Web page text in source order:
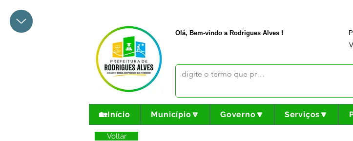
Olá, Bem-vindo a Rodrigues Alves !
🏡Início Município🔽 Governo🔽 Serviços🔽
Voltar